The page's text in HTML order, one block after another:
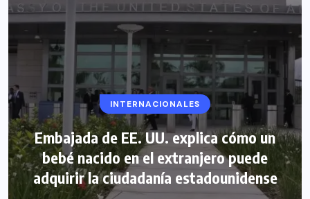
INTERNACIONALES
Embajada de EE. UU. explica cómo un
bebé nacido en el extranjero puede
adquirir la ciudadanía estadounidense